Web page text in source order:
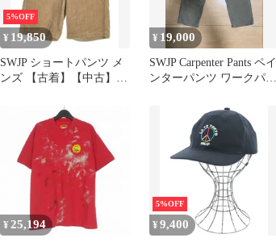
5%OFF
¥ 19,850
SWJP ショートパンツ メ
ンズ 【古着】【中古】
¥ 19,000
SWJP Carpenter Pants ペイ
ンターパンツ ワークパン
¥ 25,194
5%OFF
¥9,400